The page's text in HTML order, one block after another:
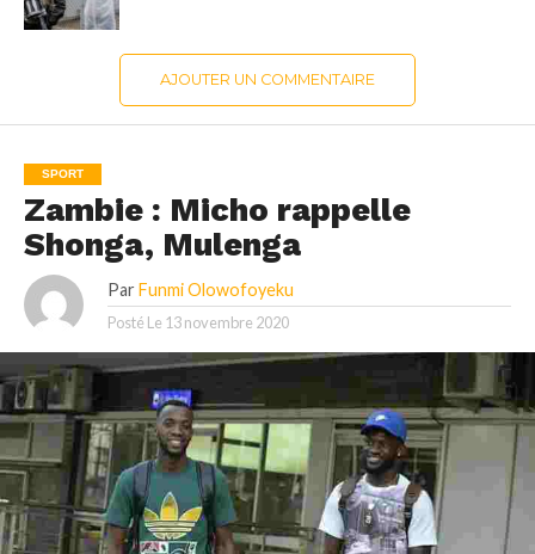
AJOUTER UN COMMENTAIRE
SPORT
Zambie : Micho rappelle
Shonga, Mulenga
Par Funmi Olowofoyeku
Posté Le 13 novembre 2020